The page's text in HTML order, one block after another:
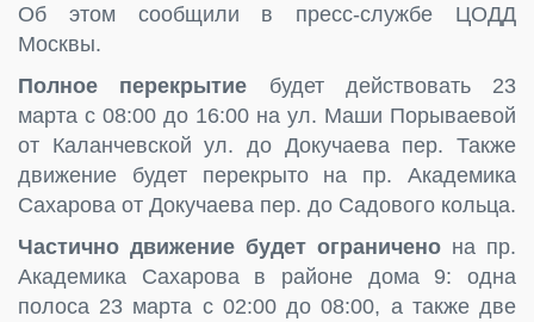
Об этом сообщили в пресс-службе ЦОДД
Москвы.
Полное перекрытие будет действовать 23
марта с 08:00 до 16:00 на ул. Маши Порываевой
от Каланчевской ул. до Докучаева пер. Также
движение будет перекрыто на пр. Академика
Сахарова от Докучаева пер. до Садового кольца.
Частично движение будет ограничено на пр.
Академика Сахарова в районе дома 9: одна
полоса 23 марта с 02:00 до 08:00, а также две